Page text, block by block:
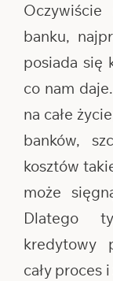
banku,
posiada się
co nam
na całe
banków,
kosztów
może
Dlatego
kredytowy
cały proces